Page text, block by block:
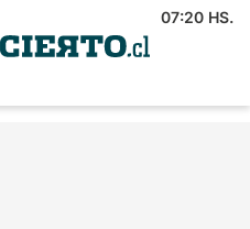
07:20 HS.